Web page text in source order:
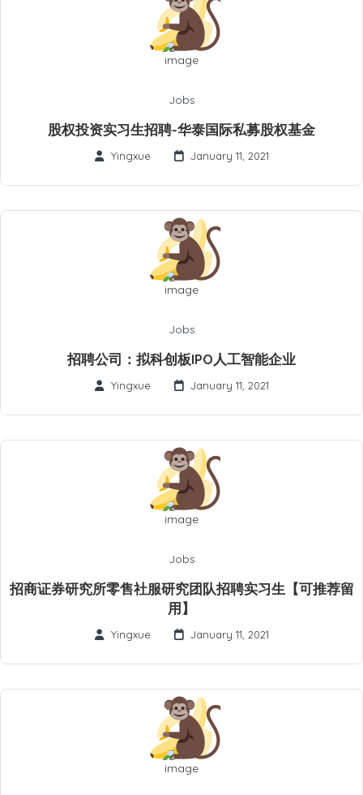
Jobs
股权投资实习生招聘-华泰国际私募股权基金
Yingxue January 11, 2021
Jobs
招聘公司：拟科创板IPO人工智能企业
Yingxue January 11, 2021
Jobs
招商证券研究所零售社服研究团队招聘实习生【可推荐留
用】
Yingxue January 11, 2021